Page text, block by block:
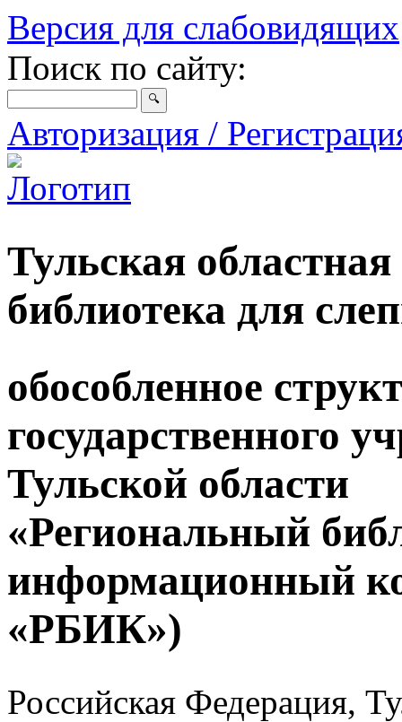
Версия для слабовидящих
Поиск по сайту:
Авторизация /
Тульская
библиотека для
обособленное
государственного
Тульской области
«Региональный
информационный
«РБИК»)
Российская Федерация,